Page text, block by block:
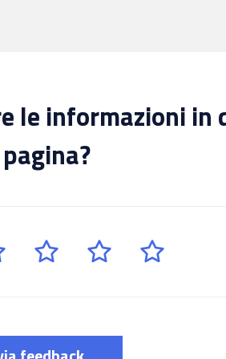
le informazioni in
pagina?